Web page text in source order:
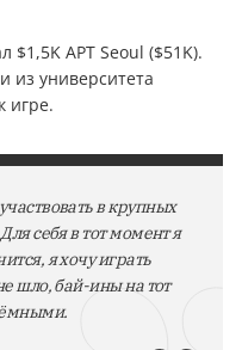
APT Seoul ($51K).
из университета
игре.
в крупных
себя в тот момент я
я хочу играть
шло, бай-ины на тот